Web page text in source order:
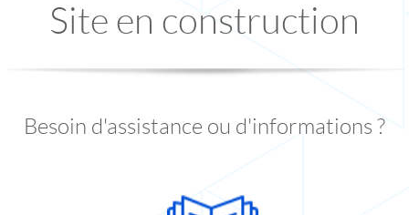
Site en construction
Besoin d'assistance ou d'informations ?